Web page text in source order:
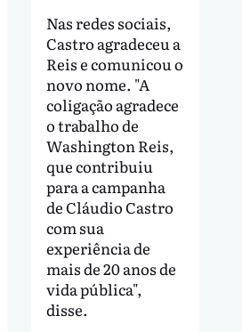
Nas redes sociais,
Castro agradeceu a
Reis e comunicou o
novo nome. "A
coligação agradece
o trabalho de
Washington Reis,
que contribuiu
para a campanha
de Cláudio Castro
com sua
experiência de
mais de 20 anos de
vida pública",
disse.